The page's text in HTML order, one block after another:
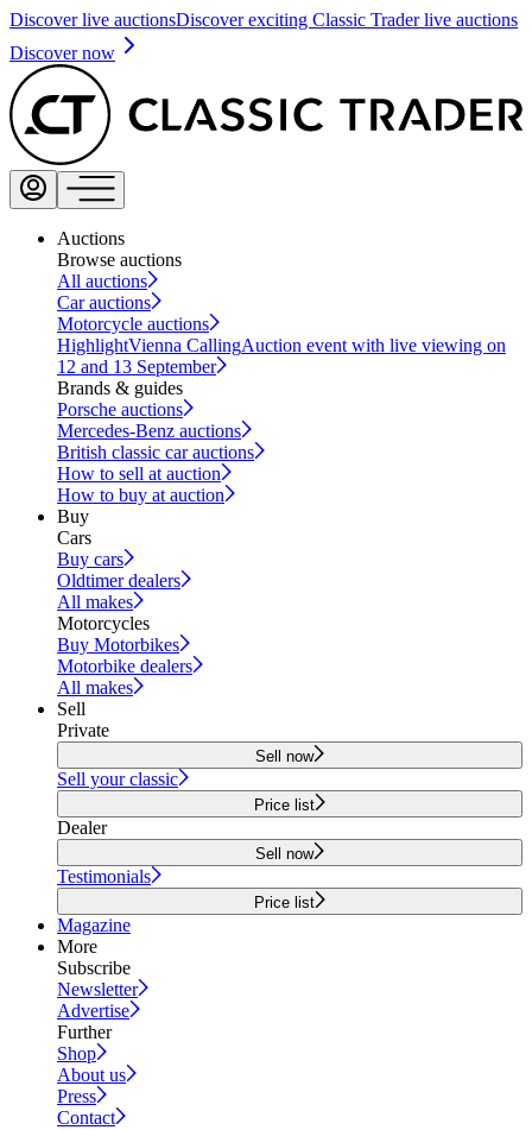
Discover live auctionsDiscover exciting Classic Trader live auctions
Discover now
Auctions
Browse auctions
All auctions
Car auctions
Motorcycle auctions
HighlightVienna CallingAuction event with live viewing on
12 and 13 September
Brands & guides
Porsche auctions
Mercedes-Benz auctions
British classic car auctions
How to sell at auction
How to buy at auction
Buy
Cars
Buy cars
Oldtimer dealers
All makes
Motorcycles
Buy Motorbikes
Motorbike dealers
All makes
Sell
Private
Sell now
Sell your classic
Price list
Dealer
Sell now
Testimonials
Price list
Magazine
More
Subscribe
Newsletter
Advertise
Further
Shop
About us
Press
Contact